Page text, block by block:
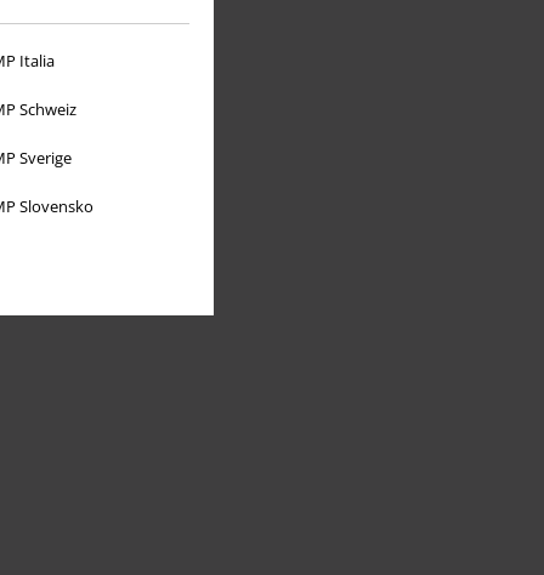
Italia
Schweiz
Sverige
Slovensko